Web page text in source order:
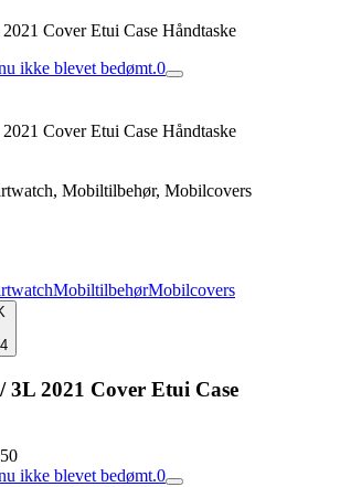
Cover Etui Case Håndtaske
ikke blevet bedømt.0
Cover Etui Case Håndtaske
Mobiltilbehør, Mobilcovers
MobiltilbehørMobilcovers
3L 2021 Cover Etui Case
ikke blevet bedømt.0